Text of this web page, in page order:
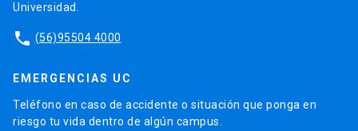
Universidad.
phone (56)95504 4000
EMERGENCIAS UC
Teléfono en caso de accidente o situación que ponga en
riesgo tu vida dentro de algún campus.